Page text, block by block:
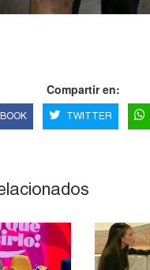
Compartir en:
TWITTER